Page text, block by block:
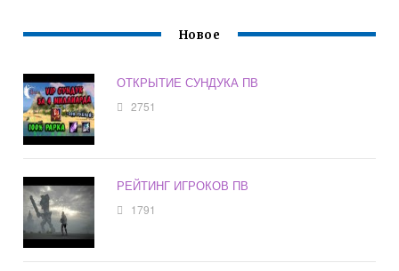
Новое
ОТКРЫТИЕ СУНДУКА ПВ
2751
РЕЙТИНГ ИГРОКОВ ПВ
1791